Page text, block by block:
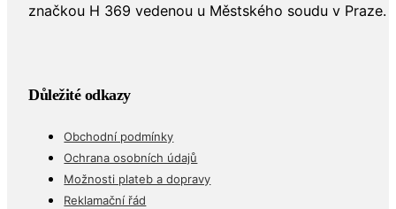
značkou H 369 vedenou u Městského soudu v Praze.
Důležité odkazy
Obchodní podmínky
Ochrana osobních údajů
Možnosti plateb a dopravy
Reklamační řád